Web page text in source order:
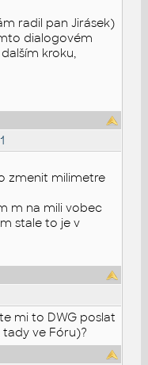
radil pan Jirásek)
dialogovém
kroku,
zmenit milimetre
m na mili vobec
stale to je v
mi to DWG poslat
ve Fóru)?